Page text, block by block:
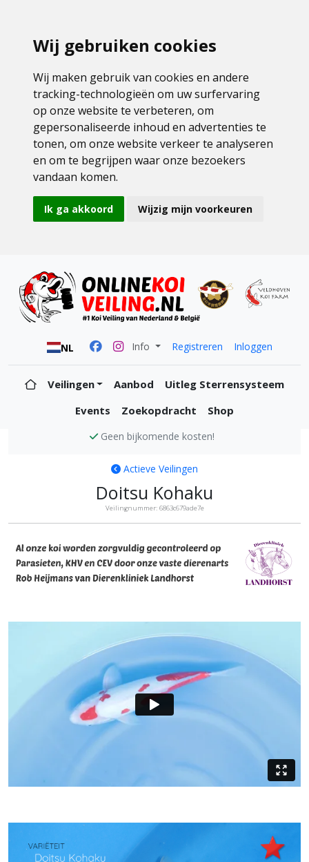
Wij gebruiken cookies
Wij maken gebruik van cookies en andere
tracking-technologieën om uw surfervaring
op onze website te verbeteren, om
gepersonaliseerde inhoud en advertenties te
tonen, om onze website verkeer te analyseren
en om te begrijpen waar onze bezoekers
vandaan komen.
Ik ga akkoord Wijzig mijn voorkeuren
NL Info Registreren Inloggen
Veilingen Aanbod
Uitleg Sterrensysteem
Events
Zoekopdracht Shop
Alle koi zijn KVH en CEV vrij
Actieve Veilingen
Doitsu Kohaku
Veilingnummer: 6863c679ade7e